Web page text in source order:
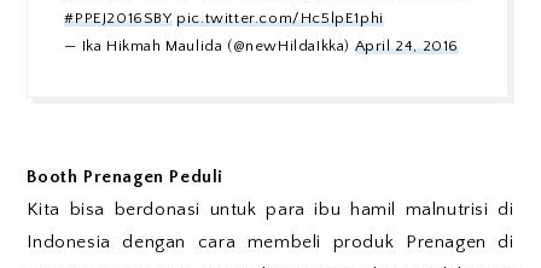
#PPEJ2016SBY pic.twitter.com/Hc5lpE1phi
— Ika Hikmah Maulida (@newHildaIkka) April 24, 2016
Booth Prenagen Peduli
Kita bisa berdonasi untuk para ibu hamil malnutrisi di
Indonesia dengan cara membeli produk Prenagen di